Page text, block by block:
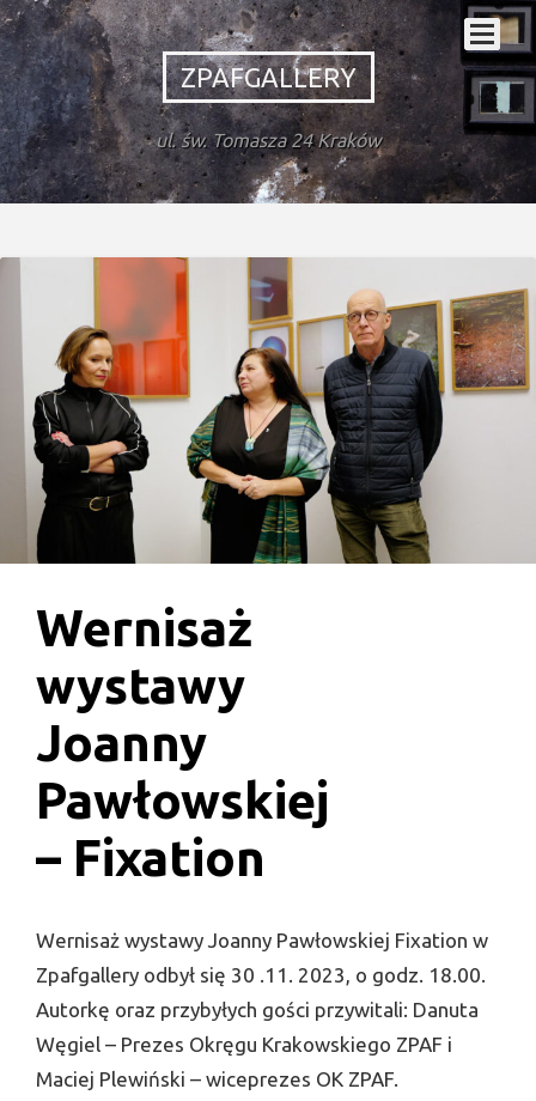
ZPAFGALLERY
ul. św. Tomasza 24 Kraków
Wernisaż
wystawy
Joanny
Pawłowskiej
– Fixation
Wernisaż wystawy Joanny Pawłowskiej Fixation w
Zpafgallery odbył się 30 .11. 2023, o godz. 18.00.
Autorkę oraz przybyłych gości przywitali: Danuta
Węgiel – Prezes Okręgu Krakowskiego ZPAF i
Maciej Plewiński – wiceprezes OK ZPAF.